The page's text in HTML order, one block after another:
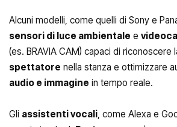
Alcuni modelli, come quelli di Sony e
sensori di luce ambientale e
(es. BRAVIA CAM) capaci di riconoscere
spettatore nella stanza e ottimizzare
audio e immagine in tempo reale.
Gli assistenti vocali, come Alexa e